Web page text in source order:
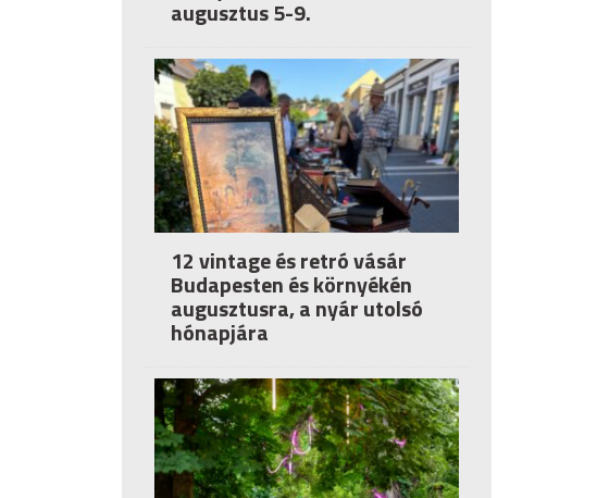
augusztus 5-9.
12 vintage és retró vásár
Budapesten és környékén
augusztusra, a nyár utolsó
hónapjára